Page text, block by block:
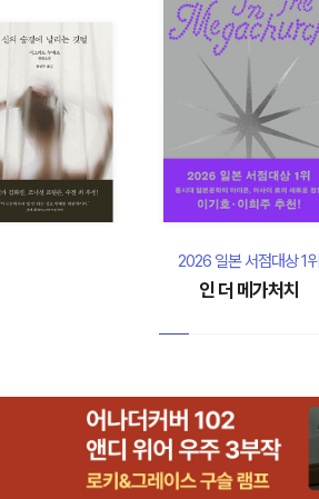
2026 일본 서점대상 1위
인 더 메가처치